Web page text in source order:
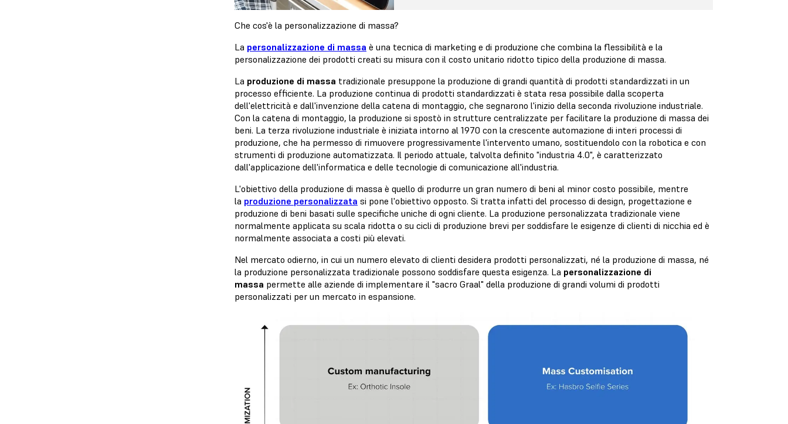
Che cos'è la personalizzazione di massa?
La personalizzazione di massa è una tecnica di marketing e di produzione che combina la flessibilità e la
personalizzazione dei prodotti creati su misura con il costo unitario ridotto tipico della produzione di massa.
La produzione di massa tradizionale presuppone la produzione di grandi quantità di prodotti standardizzati in un
processo efficiente. La produzione continua di prodotti standardizzati è stata resa possibile dalla scoperta
dell'elettricità e dall'invenzione della catena di montaggio, che segnarono l'inizio della seconda rivoluzione industriale.
Con la catena di montaggio, la produzione si spostò in strutture centralizzate per facilitare la produzione di massa dei
beni. La terza rivoluzione industriale è iniziata intorno al 1970 con la crescente automazione di interi processi di
produzione, che ha permesso di rimuovere progressivamente l'intervento umano, sostituendolo con la robotica e con
strumenti di produzione automatizzata. Il periodo attuale, talvolta definito "industria 4.0", è caratterizzato
dall'applicazione dell'informatica e delle tecnologie di comunicazione all'industria.
L'obiettivo della produzione di massa è quello di produrre un gran numero di beni al minor costo possibile, mentre
la produzione personalizzata si pone l'obiettivo opposto. Si tratta infatti del processo di design, progettazione e
produzione di beni basati sulle specifiche uniche di ogni cliente. La produzione personalizzata tradizionale viene
normalmente applicata su scala ridotta o su cicli di produzione brevi per soddisfare le esigenze di clienti di nicchia ed è
normalmente associata a costi più elevati.
Nel mercato odierno, in cui un numero elevato di clienti desidera prodotti personalizzati, né la produzione di massa, né
la produzione personalizzata tradizionale possono soddisfare questa esigenza. La personalizzazione di
massa permette alle aziende di implementare il "sacro Graal" della produzione di grandi volumi di prodotti
personalizzati per un mercato in espansione.